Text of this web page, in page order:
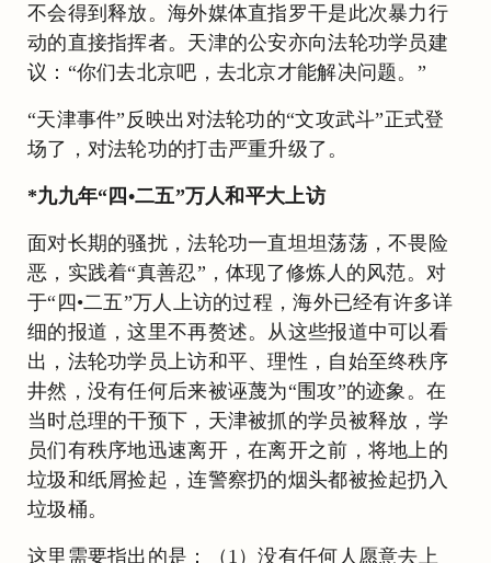
不会得到释放。海外媒体直指罗干是此次暴力行
动的直接指挥者。天津的公安亦向法轮功学员建
议：“你们去北京吧，去北京才能解决问题。”
“天津事件”反映出对法轮功的“文攻武斗”正式登
场了，对法轮功的打击严重升级了。
*九九年“四•二五”万人和平大上访
面对长期的骚扰，法轮功一直坦坦荡荡，不畏险
恶，实践着“真善忍”，体现了修炼人的风范。对
于“四•二五”万人上访的过程，海外已经有许多详
细的报道，这里不再赘述。从这些报道中可以看
出，法轮功学员上访和平、理性，自始至终秩序
井然，没有任何后来被诬蔑为“围攻”的迹象。在
当时总理的干预下，天津被抓的学员被释放，学
员们有秩序地迅速离开，在离开之前，将地上的
垃圾和纸屑捡起，连警察扔的烟头都被捡起扔入
垃圾桶。
这里需要指出的是：（1）没有任何人愿意去上